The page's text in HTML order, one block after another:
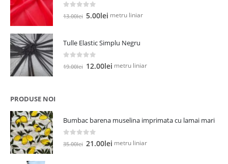
13.00lei.
out of 5
13.00lei Prețul
fost:
13.00lei.
5.00lei Prețul
5.00lei.
metru liniar
Tulle Elastic Simplu Negru
out of 5
19.00lei Prețul
12.00lei Prețul
metru liniar
PRODUSE NOI
Bumbac barena muselina imprimata cu lamai mari
out of 5
35.00lei Prețul
21.00lei Prețul
metru liniar